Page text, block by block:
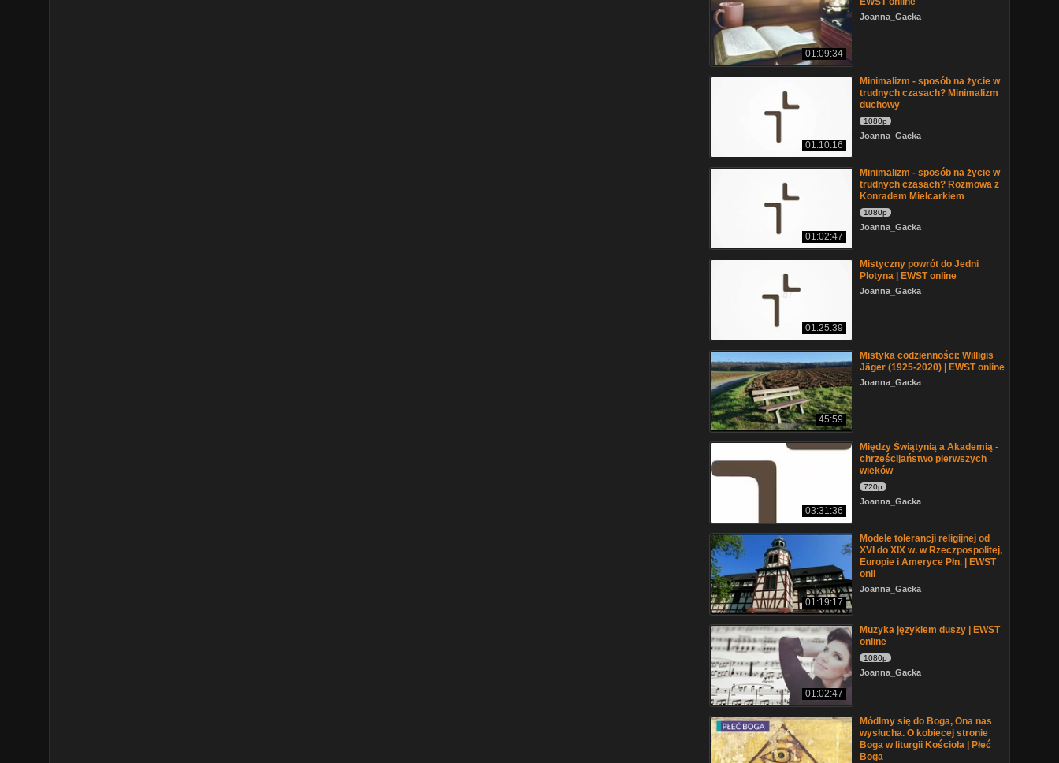
01:09:34
Joanna_Gacka
01:10:16
Minimalizm - sposób na życie w
trudnych czasach? Minimalizm
duchowy
1080p
Joanna_Gacka
01:02:47
Minimalizm - sposób na życie w
trudnych czasach? Rozmowa z
Konradem Mielcarkiem
1080p
Joanna_Gacka
01:25:39
Mistyczny powrót do Jedni
Plotyna | EWST online
Joanna_Gacka
45:59
Mistyka codzienności: Willigis
Jäger (1925-2020) | EWST online
Joanna_Gacka
03:31:36
Między Świątynią a Akademią -
chrześcijaństwo pierwszych
wieków
720p
Joanna_Gacka
01:19:17
Modele tolerancji religijnej od
XVI do XIX w. w Rzeczpospolitej,
Europie i Ameryce Płn. | EWST
onli
Joanna_Gacka
01:02:47
Muzyka językiem duszy | EWST
online
1080p
Joanna_Gacka
Módlmy się do Boga, Ona nas
wysłucha. O kobiecej stronie
Boga w liturgii Kościoła | Płeć
Boga